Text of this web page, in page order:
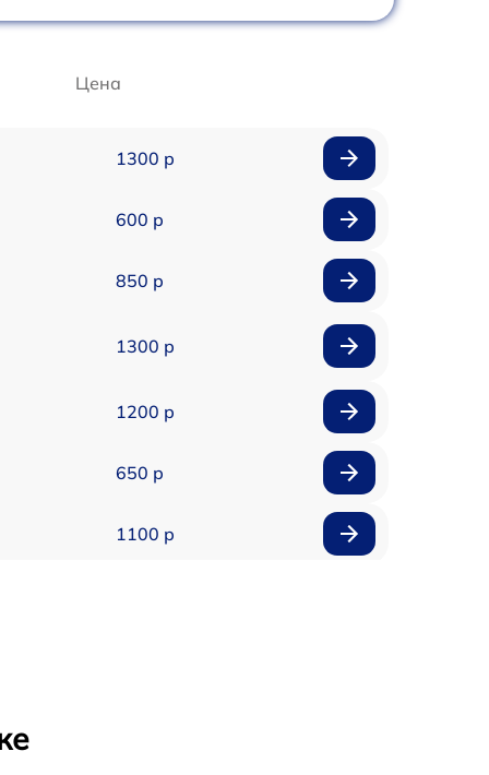
Цена
1300 р
600 р
850 р
1300 р
1200 р
650 р
1100 р